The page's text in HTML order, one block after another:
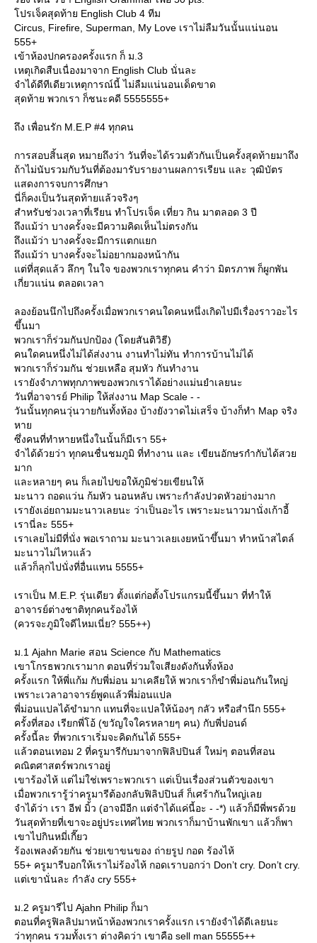
ปรเจ็คสุดท้าย English Club 4 ทีม
Circus, Firefire, Superman, My Love เราไม่ลืมวันนั้นแน่นอน
555+
เข้าห้องปกครองครั้งแรก ก็ ม.3
เหตุเกิดสืบเนื่องมาจาก English Club นั่นละ
จำได้ดีทีเดียวเหตุการณ์นี้ ไม่ลืมแน่นอนเด็ดขาด
สุดท้าย พวกเรา ก็ชนะคดี 5555555+
ถึง เพื่อนรัก M.E.P #4 ทุกคน
การสอบสิ้นสุด หมายถึงว่า วันที่จะได้รวมตัวกันเป็นครั้งสุดท้ายมาถึง
ถ้าไม่นับรวมกับวันที่ต้องมารับรายงานผลการเรียน และ วุฒิบัตร
สดงการจบการศึกษา
นี่ก็คงเป็นวันสุดท้ายแล้วจริงๆ
สำหรับช่วงเวลาที่เรียน ทำโปรเจ็ค เที่ยว กิน มาตลอด 3 ปี
ถึงแม้ว่า บางครั้งจะมีความคิดเห็นไม่ตรงกัน
ถึงแม้ว่า บางครั้งจะมีการแตกแยก
ถึงแม้ว่า บางครั้งจะไม่อยากมองหน้ากัน
ต่ที่สุดแล้ว ลึกๆ ในใจ ของพวกเราทุกคน คำว่า มิตรภาพ ก็ผูกพัน
เกี่ยวแน่น ตลอดเวลา
ลองย้อนนึกไปถึงครั้งเมื่อพวกเราคนใดคนหนึ่งเกิดไปมีเรื่องราวอะไร
ขึ้นมา
พวกเราก็ร่วมกันปกป้อง (โดยสันติวิธี)
คนใดคนหนึ่งไม่ได้ส่งงาน งานทำไม่ทัน ทำการบ้านไม่ได้
พวกเราก็ร่วมกัน ช่วยเหลือ สุมหัว กันทำงาน
เรายังจำภาพทุกภาพของพวกเราได้อย่างแม่นยำเลยนะ
วันที่อาจารย์ Philip ให้ส่งงาน Map Scale - -
วันนั้นทุกคนวุ่นวายกันทั้งห้อง บ้างยังวาดไม่เสร็จ บ้างก็ทำ Map จริง
หา
ซึ่งคนที่ทำหายหนึ่งในนั้นก็มีเรา 55+
จำได้ด้วยว่า ทุกคนชื่นชมภูมิ ที่ทำงาน และ เขียนอักษรกำกับได้สว
มาก
ละหลายๆ คน ก็เลยไปขอให้ภูมิช่วยเขียนให้
มะนาว ถอดแว่น ก้มหัว นอนหลับ เพราะกำลังปวดหัวอย่างมาก
เรายังเอ่ยถามมะนาวเลยนะ ว่าเป็นอะไร เพราะมะนาวมานั่งเก้าอี้
เรานี่ละ 555+
เราเลยไม่มีที่นั่ง พอเราถาม มะนาวเลยเงยหน้าขึ้นมา ทำหน้าสไตล์
มะนาวไม่ไหวแล้ว
ล้วก็ลุกไปนั่งที่อื่นแทน 5555+
เราเป็น M.E.P. รุ่นเดียว ตั้งแต่ก่อตั้งโปรแกรมนี้ขึ้นมา ที่ทำให้
อาจารย์ต่างชาติทุกคนร้องไห้
(ควรจะภูมิใจดีไหมเนี่ย? 555++)
ม.1 Ajahn Marie สอน Science กับ Mathematics
เขาโกรธพวกเรามาก ตอนที่ร่วมใจเสียงดังกันทั้งห้อง
ครั้งแรก ให้พี่แก้ม กับพี่ม่อน มาเคลียให้ พวกเราก็ขำพี่ม่อนกันใหญ่
เพราะเวลาอาจารย์พูดแล้วพี่ม่อนแปล
พี่ม่อนแปลได้ขำมาก แทนที่จะแปลให้น้องๆ กลัว หรือสำนึก 555+
ครั้งที่สอง เรียกพี่โอ้ (ขวัญใจใครหลายๆ คน) กับพี่ปอนด์
ครั้งนี้ละ ที่พวกเราเริ่มจะคิดกันได้ 555+
ล้วตอนเทอม 2 ที่ครูมารีกับมาจากฟิลิปปินส์ ใหม่ๆ ตอนที่สอน
คณิตศาสตร์พวกเราอยู่
เขาร้องไห้ แต่ไม่ใช่เพราะพวกเรา แต่เป็นเรื่องส่วนตัวของเขา
เมื่อพวกเรารู้ว่าครูมารีต้องกลับฟิลิปปินส์ ก็เศร้ากันใหญ่เล
จำได้ว่า เรา อีฟ มิ้ว (อาจมีอีก แต่จำได้แค่นี้อะ - -*) แล้วก็มีพี่พรด้ว
วันสุดท้ายที่เขาจะอยู่ประเทศไทย พวกเราก็มาบ้านพักเขา แล้วก็พา
เขาไปกินหมี่เกี๊ยว
ร้องเพลงด้วยกัน ช่วยเขาขนของ ถ่ายรูป กอด ร้องไห้
55+ ครูมารีบอกให้เราไม่ร้องไห้ กอดเราบอกว่า Don’t cry. Don’t cry.
ต่เขานั่นละ กำลัง cry 555+
ม.2 ครูมารีไป Ajahn Philip ก็มา
ตอนที่ครูฟิลลิปมาหน้าห้องพวกเราครั้งแรก เรายังจำได้ดีเลยนะ
ว่าทุกคน รวมทั้งเรา ต่างคิดว่า เขาคือ sell man 55555++